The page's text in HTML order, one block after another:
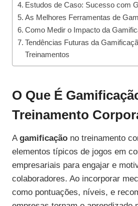
Estudos de Caso: Sucesso com
As Melhores Ferramentas de
Como Medir o Impacto da
Tendências Futuras da
Treinamentos
O Que É
Treinamento
Agamificação no treinamento
elementos típicos de jogos em
empresariais para engajar e
colaboradores. Ao incorporar
como pontuações, níveis, e